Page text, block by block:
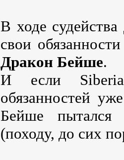
В ходе
свои
Дракон Бейше.
И если Siberia
обязанностей
Бейше пытался
(походу, до сих